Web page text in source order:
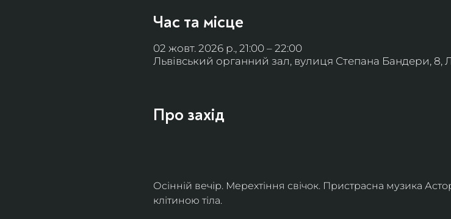
Час та місце
02 жовт. 2026 р., 21:00 – 22:00
Львівський органний зал, вулиця Степана Бандери, 8,
Про захід
Осінній вечір. Мерехтіння свічок. Пристрасна музика
клітиною тіла.